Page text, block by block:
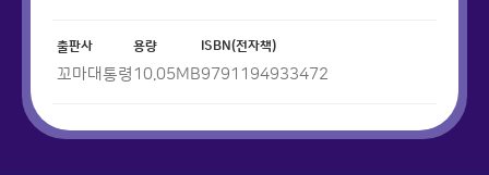
출판사
꼬마대통령
용량
10.05MB
ISBN(전자책)
9791194933472